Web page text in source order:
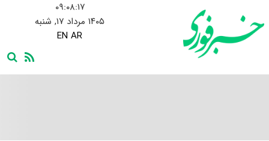
۰۹:۰۸:۱۸
۱۴۰۵ مرداد ۱۷, شنبه
EN AR